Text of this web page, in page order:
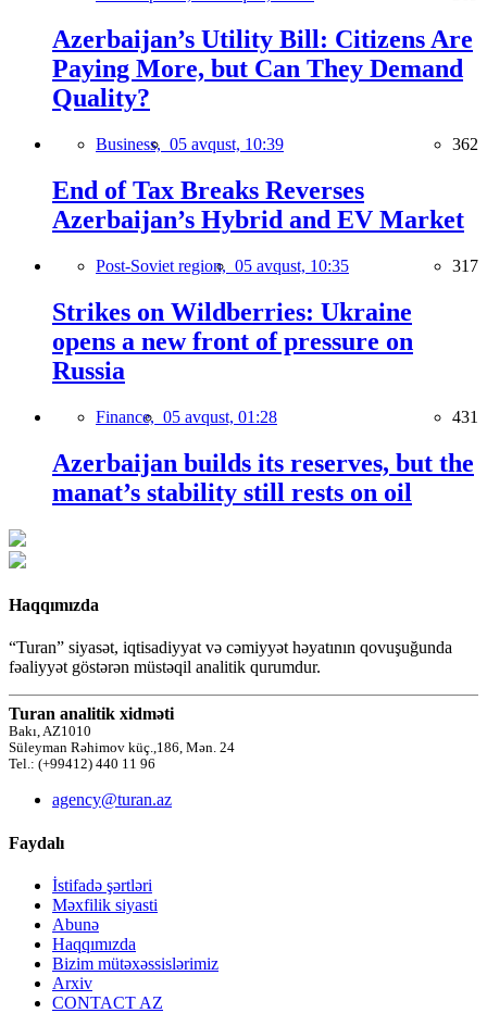
Azerbaijan’s Utility Bill: Citizens Are
Paying More, but Can They Demand
Quality?
Business, 05 avqust, 10:39 362
End of Tax Breaks Reverses
Azerbaijan’s Hybrid and EV Market
Post-Soviet region, 05 avqust, 10:35 317
Strikes on Wildberries: Ukraine
opens a new front of pressure on
Russia
Finance, 05 avqust, 01:28 431
Azerbaijan builds its reserves, but the
manat’s stability still rests on oil
Haqqımızda
“Turan” siyasət, iqtisadiyyat və cəmiyyət həyatının qovuşuğunda
fəaliyyət göstərən müstəqil analitik qurumdur.
Turan analitik xidməti
Bakı, AZ1010
Süleyman Rəhimov küç.,186, Mən. 24
Tel.: (+99412) 440 11 96
agency@turan.az
Faydalı
İstifadə şərtləri
Məxfilik siyasti
Abunə
Haqqımızda
Bizim mütəxəssislərimiz
Arxiv
CONTACT AZ